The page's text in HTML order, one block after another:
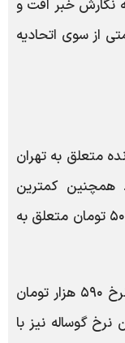
نگارش خبر افت و
از سوی اتحادیه
متعلق به تهران
همچنین کمترین
قیمت گوسفند نیز با بهای ۵۸۷ هزار و ۵۰۰ تومان متعلق به
ببشترین قیمت گوساله هم در تهران با نرخ ۵۹۰ هزار تومان
گوساله نیز با